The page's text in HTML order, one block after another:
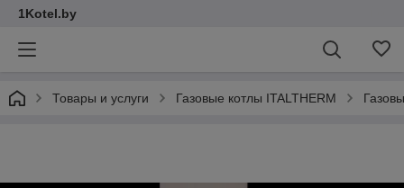
1Kotel.by
Товары и услуги Газовые котлы ITALTHERM